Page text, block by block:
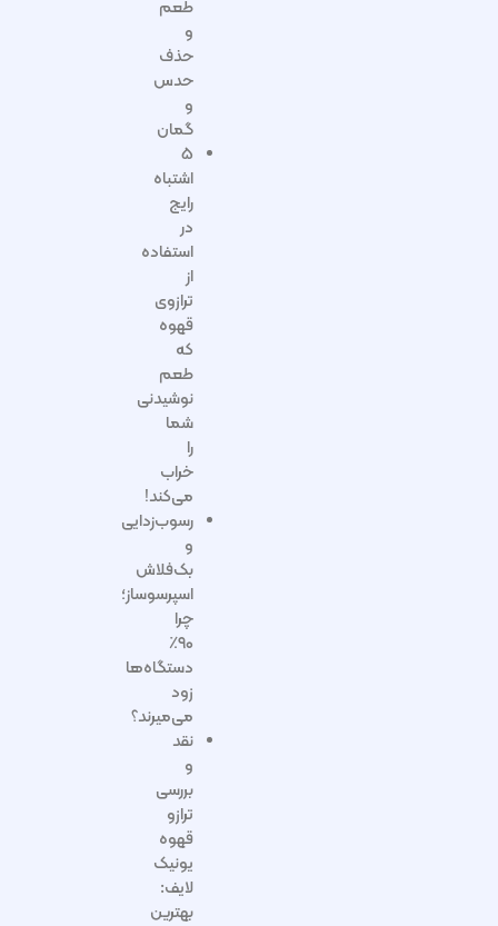
طعم
و
حذف
حدس
و
گمان
۵
اشتباه
رایج
در
استفاده
از
ترازوی
قهوه
که
طعم
نوشیدنی
شما
را
خراب
می‌کند!
رسوب‌زدایی
و
بک‌فلاش
اسپرسوساز؛
چرا
۹۰٪
دستگاه‌ها
زود
می‌میرند؟
نقد
و
بررسی
ترازو
قهوه
یونیک
لایف:
بهترین